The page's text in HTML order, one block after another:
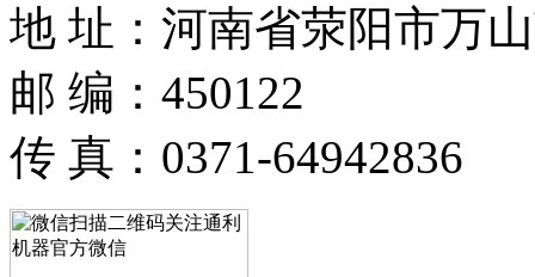
地 址：河南省荥阳市万
邮 编：450122
传 真：0371-64942836